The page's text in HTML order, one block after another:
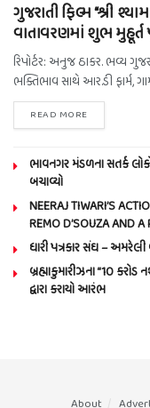
ગુજરાતી ફિલ્મ “શ્રી
વાતાવરણમાં શુભ
રિપોર્ટર: અનુજ ઠાકર. ભવ્ય
ભક્તિભાવ સાથે આર.ડી ફાર્મ,
READ MORE
ભાવનગર મંડળના સતર્ક
બચાવ્યો
NEERAJ TIWARI’S
REMO D’SOUZA AND
ધારી પત્રકાર સંઘ –
બ્રહ્માકુમારીઝના “10 કરોડ
દ્વારા કરાયો આરંભ
About